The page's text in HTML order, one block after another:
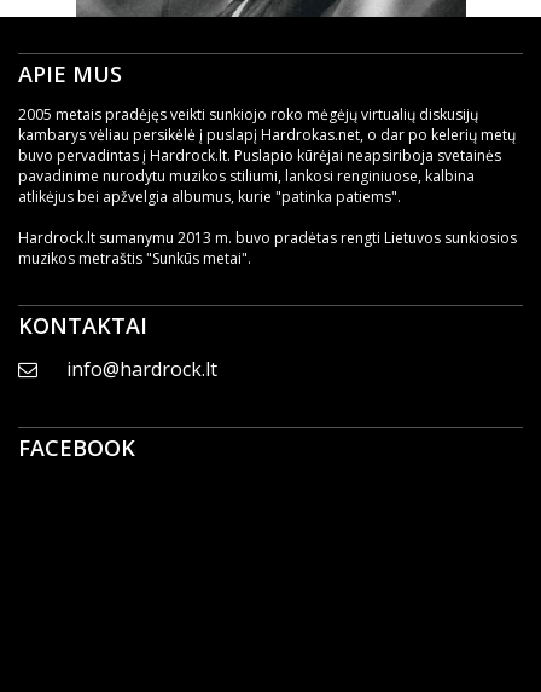
APIE MUS
2005 metais pradėjęs veikti sunkiojo roko mėgėjų virtualių diskusijų
kambarys vėliau persikėlė į puslapį Hardrokas.net, o dar po kelerių metų
buvo pervadintas į Hardrock.lt. Puslapio kūrėjai neapsiriboja svetainės
pavadinime nurodytu muzikos stiliumi, lankosi renginiuose, kalbina
atlikėjus bei apžvelgia albumus, kurie "patinka patiems".
Hardrock.lt sumanymu 2013 m. buvo pradėtas rengti Lietuvos sunkiosios
muzikos metraštis "Sunkūs metai".
KONTAKTAI
info@hardrock.lt
FACEBOOK